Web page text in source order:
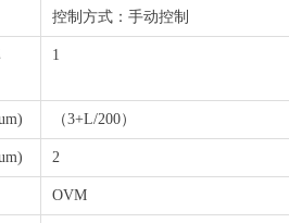
控制方式：手动控制
1
（3+L/200）
2
OVM